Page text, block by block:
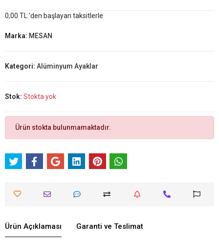
0,00 TL 'den başlayan taksitlerle
Marka: MESAN
Kategori: Alüminyum Ayaklar
Stok: Stokta yok
Ürün stokta bulunmamaktadır.
Ürün Açıklaması Garanti ve Teslimat